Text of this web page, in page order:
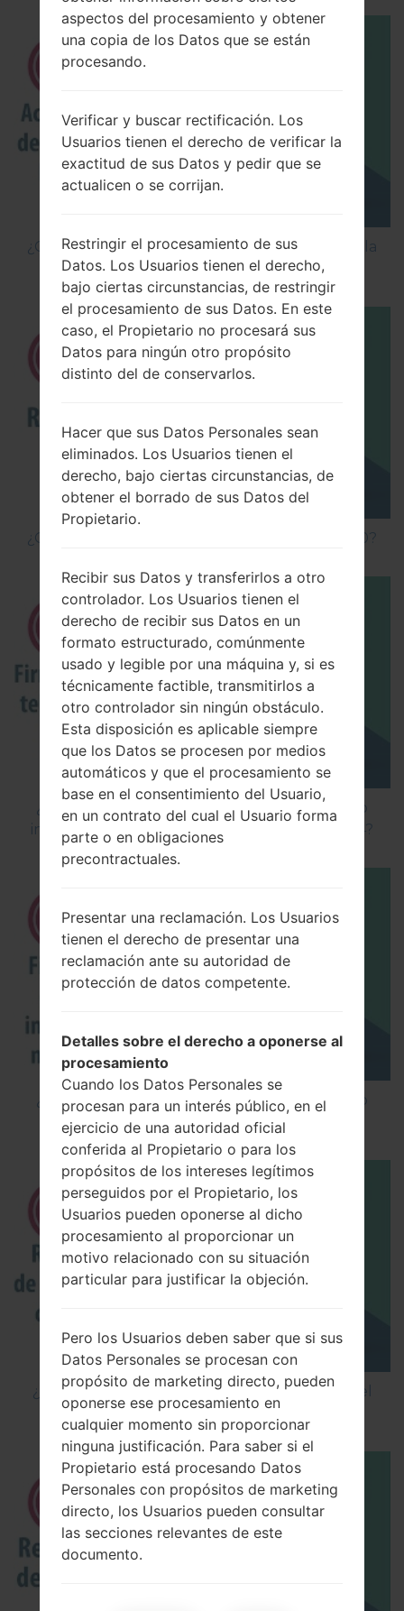
¿Cómo Activar las Opciones de Desarrollador y la
Depuración USB en LG?
¿Cómo hacer Reinicio Completo en LG G5 H850?
¿Cómo instalar Firmware Oficial en el teléfono
inteligente de LG mediante LG Flash Tool 2014?
¿Cómo instalar Firmware Oficial en el teléfono
inteligente de LG mediante LG UP?
¿Cómo restablecer datos de fábrica a través del
código en LG Cookie Smart T375?
aspectos del procesamiento y obtener
una copia de los Datos que se están
procesando.
Verificar y buscar rectificación. Los
Usuarios tienen el derecho de verificar la
exactitud de sus Datos y pedir que se
actualicen o se corrijan.
Restringir el procesamiento de sus
Datos. Los Usuarios tienen el derecho,
bajo ciertas circunstancias, de restringir
el procesamiento de sus Datos. En este
caso, el Propietario no procesará sus
Datos para ningún otro propósito
distinto del de conservarlos.
Hacer que sus Datos Personales sean
eliminados. Los Usuarios tienen el
derecho, bajo ciertas circunstancias, de
obtener el borrado de sus Datos del
Propietario.
Recibir sus Datos y transferirlos a otro
controlador. Los Usuarios tienen el
derecho de recibir sus Datos en un
formato estructurado, comúnmente
usado y legible por una máquina y, si es
técnicamente factible, transmitirlos a
otro controlador sin ningún obstáculo.
Esta disposición es aplicable siempre
que los Datos se procesen por medios
automáticos y que el procesamiento se
base en el consentimiento del Usuario,
en un contrato del cual el Usuario forma
parte o en obligaciones
precontractuales.
Presentar una reclamación. Los Usuarios
tienen el derecho de presentar una
reclamación ante su autoridad de
protección de datos competente.
Detalles sobre el derecho a oponerse al
procesamiento
Cuando los Datos Personales se
procesan para un interés público, en el
ejercicio de una autoridad oficial
conferida al Propietario o para los
propósitos de los intereses legítimos
perseguidos por el Propietario, los
Usuarios pueden oponerse al dicho
procesamiento al proporcionar un
motivo relacionado con su situación
particular para justificar la objeción.
Pero los Usuarios deben saber que si sus
Datos Personales se procesan con
propósito de marketing directo, pueden
oponerse ese procesamiento en
cualquier momento sin proporcionar
ninguna justificación. Para saber si el
Propietario está procesando Datos
Personales con propósitos de marketing
directo, los Usuarios pueden consultar
las secciones relevantes de este
documento.